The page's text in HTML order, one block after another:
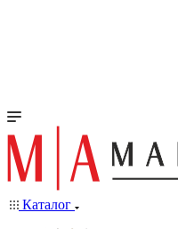
Каталог